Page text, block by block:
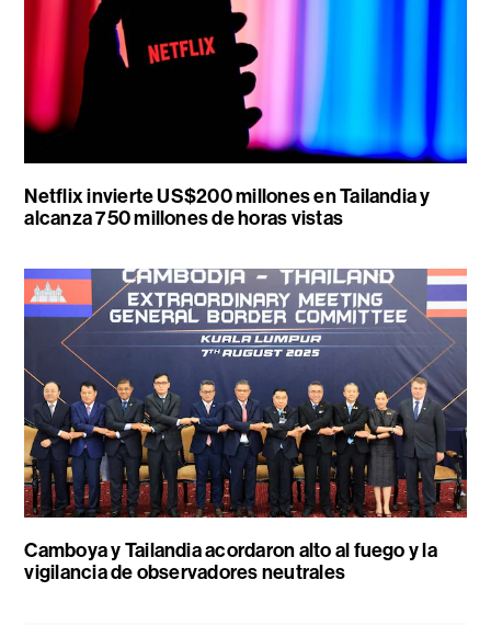
Netflix invierte US$200 millones en Tailandia y
alcanza 750 millones de horas vistas
Camboya y Tailandia acordaron alto al fuego y la
vigilancia de observadores neutrales